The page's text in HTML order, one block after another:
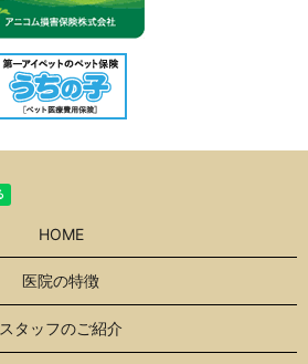
HOME
医院の特徴
スタッフのご紹介